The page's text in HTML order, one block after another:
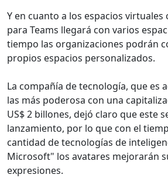
Y en cuanto a los espacios
para Teams llegará con varios
tiempo las organizaciones podrán
propios espacios personalizados.
La compañía de tecnología, que es
las más poderosa con una
US$ 2 billones, dejó claro que este
lanzamiento, por lo que con el
cantidad de tecnologías de
Microsoft" los avatares mejorarán
expresiones.